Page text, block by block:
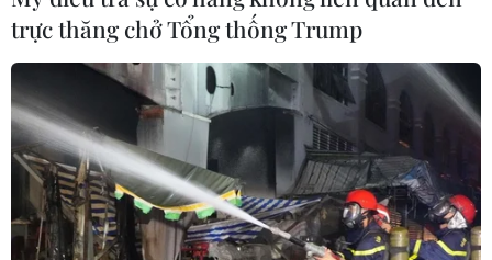
hơn 50 tấn phế thải đi xử lý
15/09/2019 14:14
Các lực lượng đã phối hợp tổ chức quan trắc trinh sát
toàn bộ khu vực nhà máy và khu vực liên quan, tiến
hành thu gom được khoảng 370 bao tải vật liệu đã bị
cháy trên diện tích khoảng 650m2 mặt bằng.
trực thăng chở Tổng thống Trump